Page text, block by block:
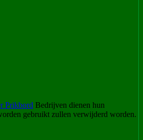
Prikbord Bedrijven dienen hun
gebruikt zullen verwijderd worden.